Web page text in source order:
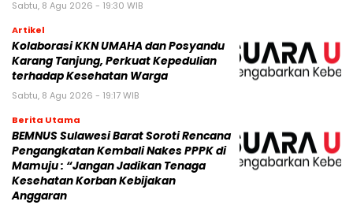
Sabtu, 8 Agu 2026 - 19:30 WIB
Artikel
Kolaborasi KKN UMAHA dan Posyandu
Karang Tanjung, Perkuat Kepedulian
terhadap Kesehatan Warga
Sabtu, 8 Agu 2026 - 19:17 WIB
Berita Utama
BEMNUS Sulawesi Barat Soroti Rencana
Pengangkatan Kembali Nakes PPPK di
Mamuju : “Jangan Jadikan Tenaga
Kesehatan Korban Kebijakan
Anggaran